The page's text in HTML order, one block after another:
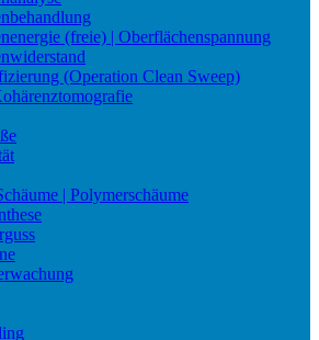
(freie) | Oberflächenspannung
(Operation Clean Sweep)
| Polymerschäume